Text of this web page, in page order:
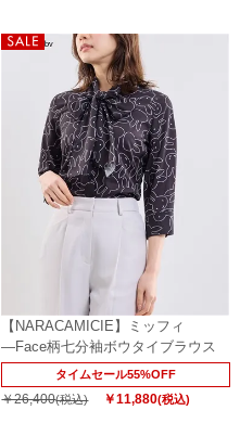
【NARACAMICIE】ミッフィ
―Face柄七分袖ボウタイブラウス
タイムセール55%OFF
￥26,400(税込) ￥11,880(税込)